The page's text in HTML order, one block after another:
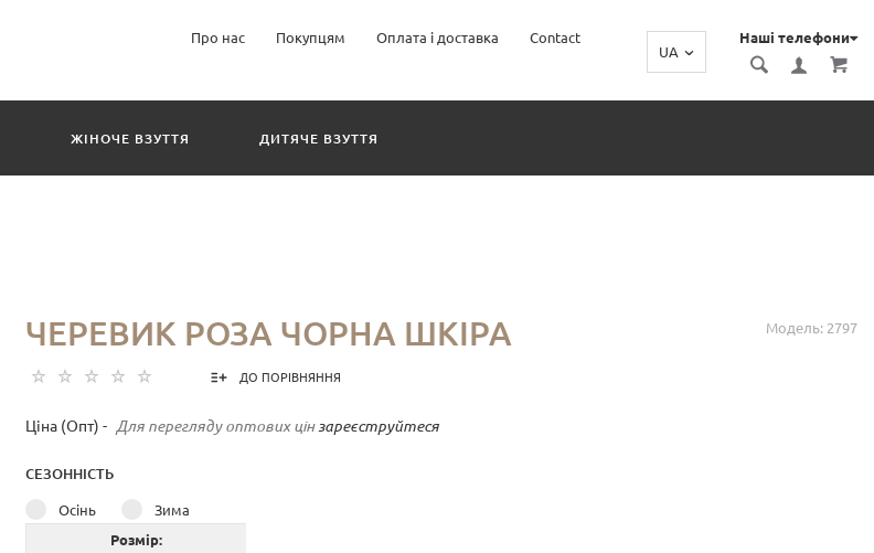
Наші телефони
UA
Про нас Покупцям Оплата і доставка Contact
ЖІНОЧЕ ВЗУТТЯ ДИТЯЧЕ ВЗУТТЯ
Модель: 2797
ЧЕРЕВИК РОЗА ЧОРНА ШКІРА
ДО ПОРІВНЯННЯ
Ціна (Опт) - Для перегляду оптових цін зареєструйтеся
СЕЗОННІСТЬ
Осінь
Зима
Розмір: